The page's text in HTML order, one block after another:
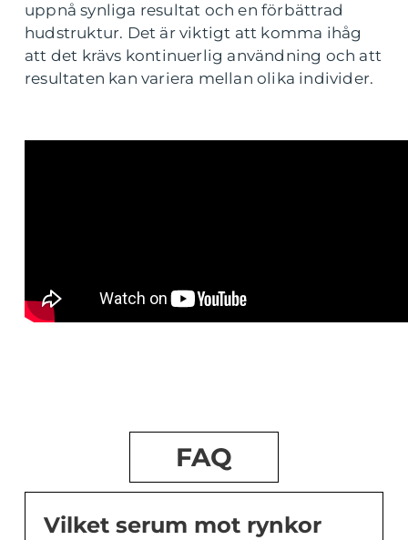
uppnå synliga resultat och en förbättrad
hudstruktur. Det är viktigt att komma ihåg
att det krävs kontinuerlig användning och att
resultaten kan variera mellan olika individer.
FAQ
Vilket serum mot rynkor